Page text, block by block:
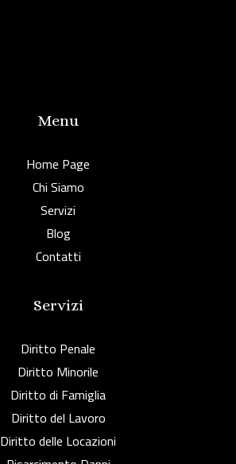
Menu
Home Page
Chi Siamo
Servizi
Blog
Contatti
Servizi
Diritto Penale
Diritto Minorile
Diritto di Famiglia
Diritto del Lavoro
Diritto delle Locazioni